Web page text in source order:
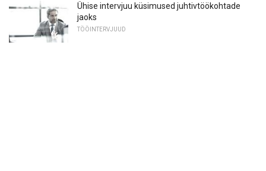
Ühise intervjuu küsimused juhtivtöökohtade
jaoks
TÖÖINTERVJUUD